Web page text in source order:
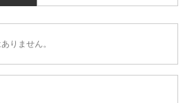
りません。